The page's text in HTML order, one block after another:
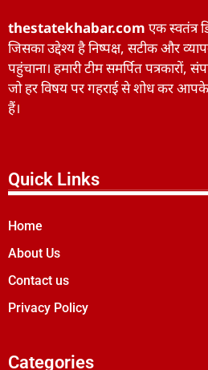
thestatekhabar.com एक स्वतंत्र
जिसका उद्देश्य है निष्पक्ष, सटीक और
पहुंचाना। हमारी टीम समर्पित पत्रकारों,
जो हर विषय पर गहराई से शोध कर
हैं।
Quick Links
Home
About Us
Contact us
Privacy Policy
Categories